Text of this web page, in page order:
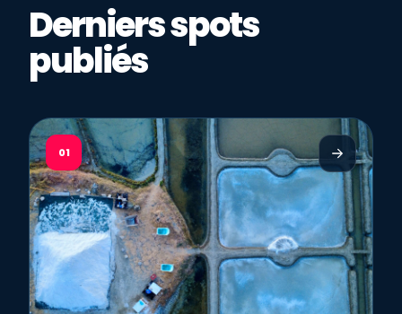
Derniers spots
publiés
01